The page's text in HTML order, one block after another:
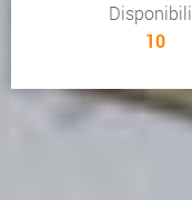
Disponibili
10